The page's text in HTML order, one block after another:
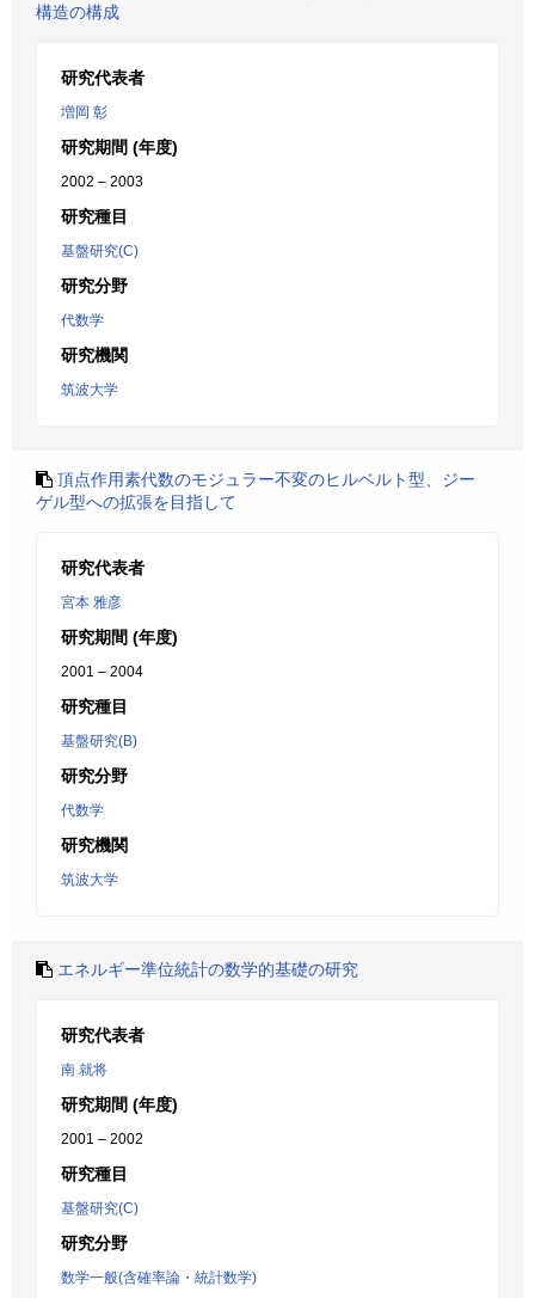
構造の構成
研究代表者
増岡 彰
研究期間 (年度)
2002 – 2003
研究種目
基盤研究(C)
研究分野
代数学
研究機関
筑波大学
頂点作用素代数のモジュラー不変のヒルベルト型、ジー
ゲル型への拡張を目指して
研究代表者
宮本 雅彦
研究期間 (年度)
2001 – 2004
研究種目
基盤研究(B)
研究分野
代数学
研究機関
筑波大学
エネルギー準位統計の数学的基礎の研究
研究代表者
南 就将
研究期間 (年度)
2001 – 2002
研究種目
基盤研究(C)
研究分野
数学一般(含確率論・統計数学)